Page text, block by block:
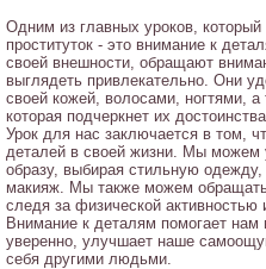
Одним из главных уроков,
проституток - это внимание к
своей внешности, обращают
выглядеть привлекательно. Они
своей кожей, волосами, ногтями,
которая подчеркнет их
Урок для нас заключается в том,
деталей в своей жизни. Мы можем
образу, выбирая стильную
макияж. Мы также можем
следя за физической
Внимание к деталям помогает нам
уверенно, улучшает наше
себя другими людьми.